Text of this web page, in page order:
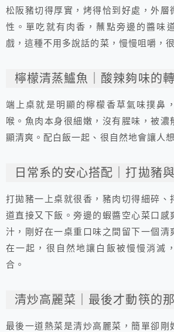
松阪豬切得厚實，烤得恰到好處，外層
性。單吃就有肉香，蘸點旁邊的醬味
戲，這種不用多說話的菜，慢慢咀嚼，
檸檬清蒸鱸魚｜酸辣夠味的
端上桌就是明顯的檸檬香草氣味撲鼻
喉。魚肉本身很細嫩，沒有腥味，被濃
顯清爽。配白飯一起、很自然地會讓人
日常系的安心搭配｜打拋豬
打拋豬一上桌就很香，豬肉切得細碎、
道直接又下飯。旁邊的蝦醬空心菜口感
汁，剛好在一桌重口味之間留下一個清
在一起，很自然地讓白飯被慢慢消滅
合。
清炒高麗菜｜最後才動筷的
最後一道熱菜是清炒高麗菜，簡單卻剛